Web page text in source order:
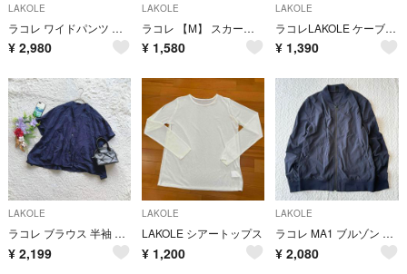
LAKOLE
ラコレ ワイドパンツ テーパードシルエット L アイボリー カジュアル 通年
¥ 2,980
LAKOLE
ラコレ 【M】 スカート ロング丈 タイトシルエット ラップ ウエストゴム 黒
¥ 1,580
LAKOLE
ラコレLAKOLE ケーブル編みニットセーター（L）ベージュ 秋冬
¥ 1,390
LAKOLE
ラコレ ブラウス 半袖 ギャザー F ふんわり コットン混 デイリーカジュアル
¥ 2,199
LAKOLE
LAKOLE シアートップス
¥ 1,200
LAKOLE
ラコレ MA1 ブルゾン ネイビー ナイロン L ジャケット シンプル きれいめ
¥ 2,080